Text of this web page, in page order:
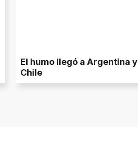
El humo llegó a Argentina y
Chile